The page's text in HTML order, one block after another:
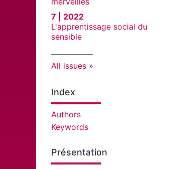
7 | 2022
L'apprentissage social du
sensible
All issues
Index
Authors
Keywords
Présentation